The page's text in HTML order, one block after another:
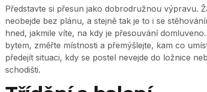
Představte si přesun jako dobrodružnou výpravu.
neobejde bez plánu, a stejně tak je to i se
hned, jakmile víte, na kdy je přesouvání
bytem, změřte místnosti a přemýšlejte, kam co
předejít situaci, kdy se postel nevejde do ložnice
schodišti.